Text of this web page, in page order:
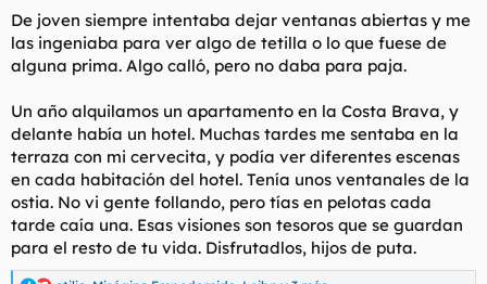
De joven siempre intentaba dejar ventanas abiertas y me
las ingeniaba para ver algo de tetilla o lo que fuese de
alguna prima. Algo calló, pero no daba para paja.
Un año alquilamos un apartamento en la Costa Brava, y
delante había un hotel. Muchas tardes me sentaba en la
terraza con mi cervecita, y podía ver diferentes escenas
en cada habitación del hotel. Tenía unos ventanales de la
ostia. No vi gente follando, pero tías en pelotas cada
tarde caía una. Esas visiones son tesoros que se guardan
para el resto de tu vida. Disfrutadlos, hijos de puta.